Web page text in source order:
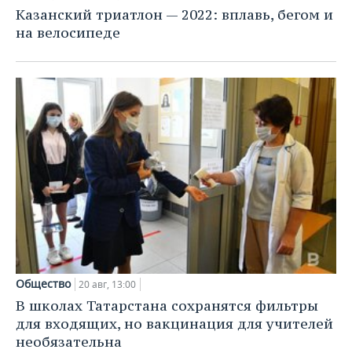
НЕФТЕХИМИЯ
НЕФТЬ
ОПК
ЭНЕРГЕТИКА
РОЗНИЧНАЯ ТОРГОВЛЯ
ТРАНСПОРТ
УСЛУГИ
НОВОСТИ ТЕХНОЛОГИЙ
IT
МЕДИА
ТЕЛЕКОММУНИКАЦИИ
МЕРОПРИЯТИЯ
НОВОСТИ МЕРОПРИЯТИЙ
ВЫЕЗДНАЯ РЕДАКЦИЯ
БИЗНЕС-БРАНЧИ
ONLINE-КОНФЕРЕНЦИИ
ОТКРЫТАЯ ЛЕКЦИЯ
СПОРТ
НОВОСТИ СПОРТА
ФУТБОЛ
ХОККЕЙ
БАСКЕТБОЛ
ВОЛЕЙБОЛ
КИБЕРСПОРТ
ФИГУРНОЕ КАТАНИЕ
ОБЩЕСТВО
НОВОСТИ ОБЩЕСТВА
ВЛАСТЬ
ИНФРАСТРУКТУРА
ИСТОРИЯ
КУЛЬТУРА
МЕДИЦИНА
ФОТОГАЛЕРЕЯ
СЮЖЕТЫ
СПРАВОЧНИК
СПИСОК ПЕРСОН
СПИСОК КОМПАНИЙ
ПОЛНАЯ ВЕРСИЯ
Казанский триатлон — 2022: вплавь, бегом и
на велосипеде
Общество 20 авг, 13:00
В школах Татарстана сохранятся фильтры
для входящих, но вакцинация для учителей
необязательна